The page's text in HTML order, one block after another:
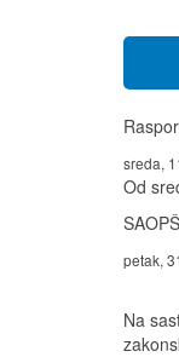
sreda,
Od
petak,
Na